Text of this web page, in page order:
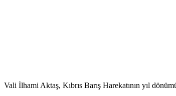
Vali İlhami Aktaş, Kıbrıs Barış Harekatının yıl